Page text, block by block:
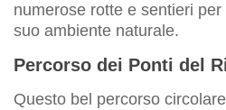
numerose rotte e sentieri
suo ambiente naturale.
Percorso dei Ponti del
Questo bel percorso